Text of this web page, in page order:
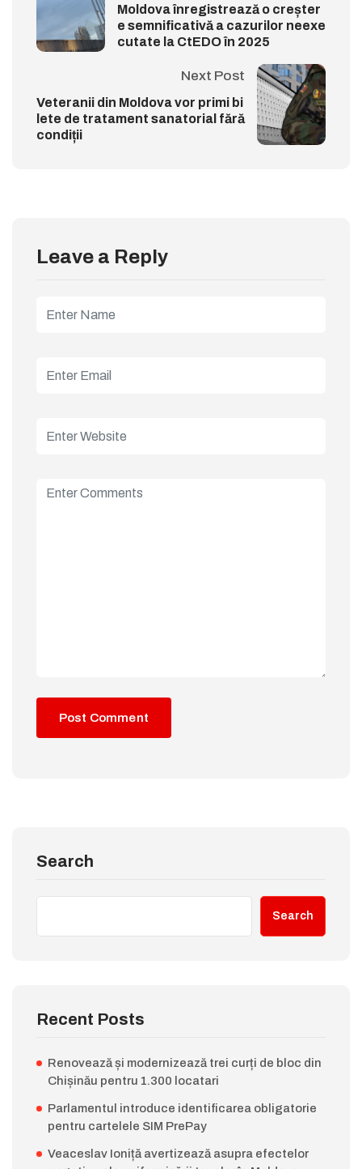
Moldova înregistrează o creșter
e semnificativă a cazurilor neexe
cutate la CtEDO în 2025
Next Post
Veteranii din Moldova vor primi bi
lete de tratament sanatorial fără
condiții
Leave a Reply
Search
Search
Recent Posts
Renovează și modernizează trei curți de bloc din
Chișinău pentru 1.300 locatari
Parlamentul introduce identificarea obligatorie
pentru cartelele SIM PrePay
Veaceslav Ioniță avertizează asupra efectelor